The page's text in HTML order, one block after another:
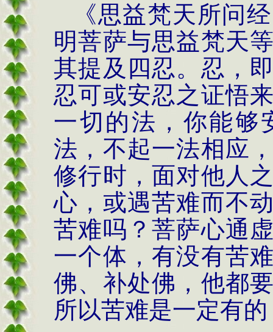
《思益梵天所问
明菩萨与思益梵天
其提及四忍。忍，
忍可或安忍之证悟
一切的法，你能够
法，不起一法相应
修行时，面对他人
心，或遇苦难而不
苦难吗？菩萨心通
一个体，有没有苦
佛、补处佛，他都
所以苦难是一定有